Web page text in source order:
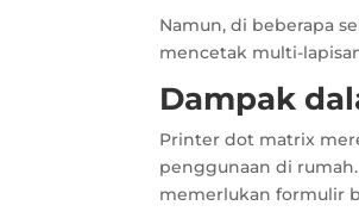
Namun, di beberapa
mencetak multi-
Dampak
Printer dot matrix
penggunaan di
memerlukan formulir